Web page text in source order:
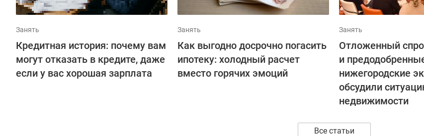
Занять
Кредитная история: почему вам
могут отказать в кредите, даже
если у вас хорошая зарплата
Занять
Как выгодно досрочно погасить
ипотеку: холодный расчет
вместо горячих эмоций
Занять
Отложенный
и
нижегородские
обсудили
недвижимости
Все статьи